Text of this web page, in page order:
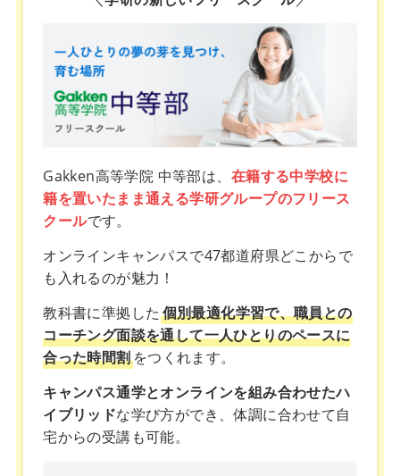
Gakken高等学院 中等部は、 在籍する中学校に
籍を置いたまま通える学研グループのフリース
クールです。
オンラインキャンパスで47都道府県どこからで
も入れるのが魅力！
教科書に準拠した個別最適化学習で、職員との
コーチング面談を通して一人ひとりのペースに
合った時間割をつくれます。
キャンパス通学とオンラインを組み合わせたハ
イブリッドな学び方ができ、体調に合わせて自
宅からの受講も可能。